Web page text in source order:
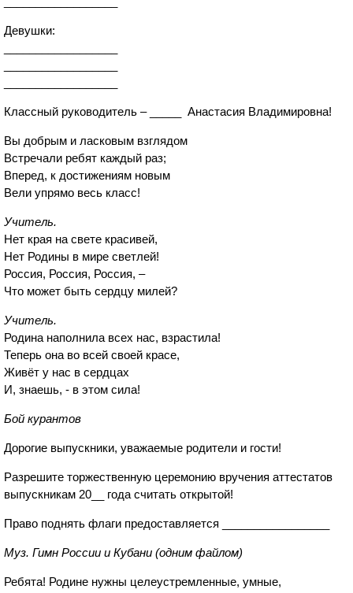
Девушки:
Классный руководитель – _____ Анастасия Владимировна!
Вы добрым и ласковым взглядом
Встречали ребят каждый раз;
Вперед, к достижениям новым
Вели упрямо весь класс!
Учитель.
Нет края на свете красивей,
Нет Родины в мире светлей!
Россия, Россия, Россия, –
Что может быть сердцу милей?
Учитель.
Родина наполнила всех нас, взрастила!
Теперь она во всей своей красе,
Живёт у нас в сердцах
И, знаешь, - в этом сила!
Бой курантов
Дорогие выпускники, уважаемые родители и гости!
Разрешите торжественную церемонию вручения аттестатов
выпускникам 20__ года считать открытой!
Право поднять флаги предоставляется _________________
Муз. Гимн России и Кубани (одним файлом)
Ребята! Родине нужны целеустремленные, умные,